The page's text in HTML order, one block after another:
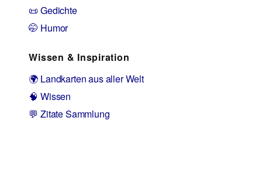
📜 Gedichte
🤭 Humor
Wissen & Inspiration
🌍 Landkarten aus aller Welt
🧠 Wissen
💬 Zitate Sammlung